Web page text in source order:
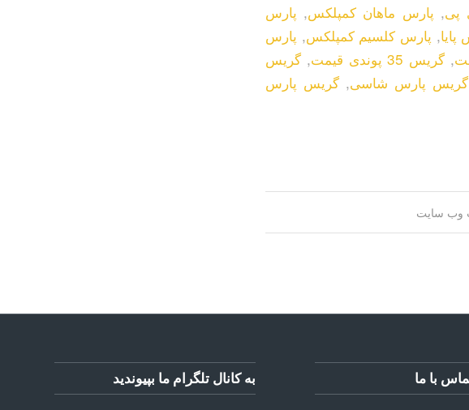
پی, پارس ماهان کمپلکس, پارس
پایا, پارس کلسیم کمپلکس, پارس
, گریس 35 پوندی قیمت , گریس
گریس پارس شاسی, گریس پارس
وب سایت
به کانال تلگرام ما بپیوندید با ما